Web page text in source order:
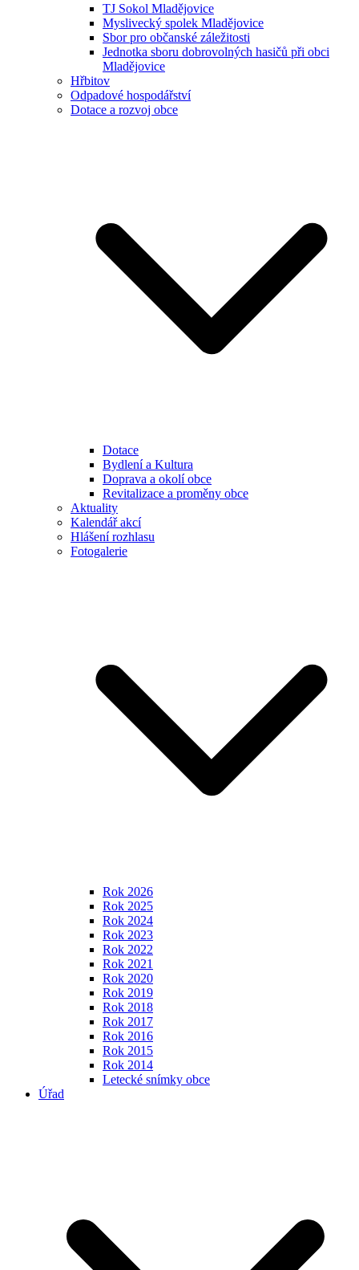
TJ Sokol Mladějovice
Myslivecký spolek Mladějovice
Sbor pro občanské záležitosti
Jednotka sboru dobrovolných hasičů při obci
Mladějovice
Hřbitov
Odpadové hospodářství
Dotace a rozvoj obce
Dotace
Bydlení a Kultura
Doprava a okolí obce
Revitalizace a proměny obce
Aktuality
Kalendář akcí
Hlášení rozhlasu
Fotogalerie
Rok 2026
Rok 2025
Rok 2024
Rok 2023
Rok 2022
Rok 2021
Rok 2020
Rok 2019
Rok 2018
Rok 2017
Rok 2016
Rok 2015
Rok 2014
Letecké snímky obce
Úřad